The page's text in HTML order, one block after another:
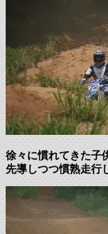
徐々に慣れてきた子
先導しつつ慣熟走行